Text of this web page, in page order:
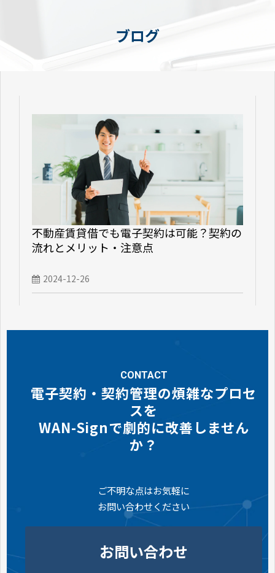
ブログ
不動産賃貸借でも電子契約は可能？契約の
流れとメリット・注意点
2024-12-26
CONTACT
電子契約・契約管理の煩雑なプロセ
スを
WAN-Signで劇的に改善しません
か？
ご不明な点はお気軽に
お問い合わせください
お問い合わせ